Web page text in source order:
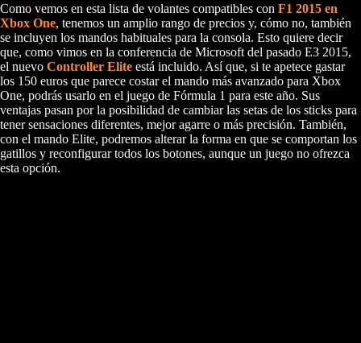
Como vemos en esta lista de volantes compatibles con F1 2015 en
Xbox One, tenemos un amplio rango de precios y, cómo no, también
se incluyen los mandos habituales para la consola. Esto quiere decir
que, como vimos en la conferencia de Microsoft del pasado E3 2015,
el nuevo Controller Elite está incluido. Así que, si te apetece gastar
los 150 euros que parece costar el mando más avanzado para Xbox
One, podrás usarlo en el juego de Fórmula 1 para este año. Sus
ventajas pasan por la posibilidad de cambiar las setas de los sticks para
tener sensaciones diferentes, mejor agarre o más precisión. También,
con el mando Elite, podremos alterar la forma en que se comportan los
gatillos y reconfigurar todos los botones, aunque un juego no ofrezca
esta opción.